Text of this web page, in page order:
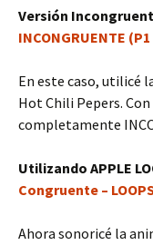
Versión
INCONGRUENTE
En este caso, utilicé
Hot Chili Pepers.
completamente
Utilizando APPLE
Congruente –
Ahora sonoricé la